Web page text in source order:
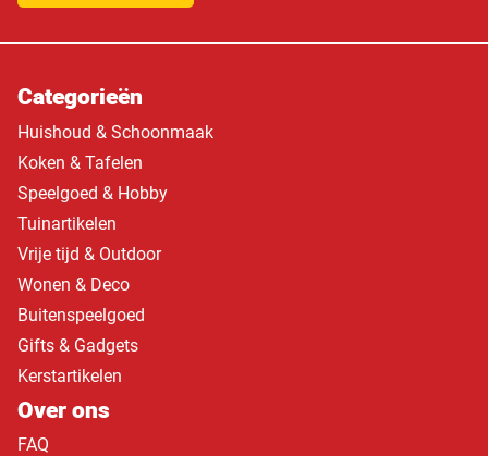
Categorieën
Huishoud & Schoonmaak
Koken & Tafelen
Speelgoed & Hobby
Tuinartikelen
Vrije tijd & Outdoor
Wonen & Deco
Buitenspeelgoed
Gifts & Gadgets
Kerstartikelen
Over ons
FAQ